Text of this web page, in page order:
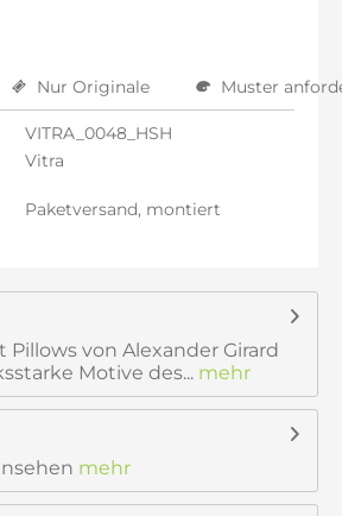
Nur Originale Muster
VITRA_0048_HSH
Vitra
Paketversand, montiert
Pillows von Alexander Girard
Motive des... mehr
mehr